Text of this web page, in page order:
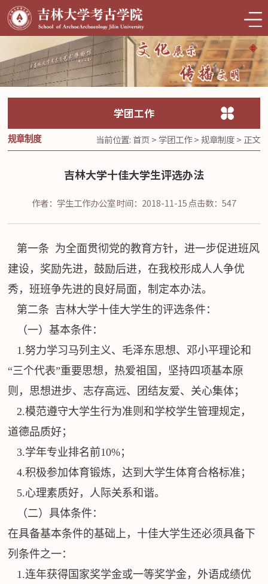
学团工作
规章制度 当前位置: 首页> 学团工作>规章制度> 正文
吉林大学十佳大学生评选办法
作者：学生工作办公室时间：2018-11-15点击数： 547
第一条 为全面贯彻党的教育方针，进一步促进班风
建设，奖励先进，鼓励后进，在我校形成人人争优
秀，班班争先进的良好局面，制定本办法。
第二条 吉林大学十佳大学生的评选条件：
（一）基本条件：
1.努力学习马列主义、毛泽东思想、邓小平理论和
“三个代表”重要思想，热爱祖国，坚持四项基本原
则，思想进步、志存高远、团结友爱、关心集体；
2.模范遵守大学生行为准则和学校学生管理规定，
道德品质好；
3.学年专业排名前10%；
4.积极参加体育锻炼，达到大学生体育合格标准；
5.心理素质好，人际关系和谐。
（二）具体条件：
在具备基本条件的基础上，十佳大学生还必须具备下
列条件之一：
1.连年获得国家奖学金或一等奖学金，外语成绩优